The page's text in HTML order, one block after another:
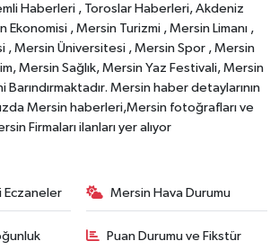
Haberleri , Toroslar Haberleri, Akdeniz
Ekonomisi , Mersin Turizmi , Mersin Limanı ,
, Mersin Üniversitesi , Mersin Spor , Mersin
Mersin Sağlık, Mersin Yaz Festivali, Mersin
Barındırmaktadır. Mersin haber detaylarının
Mersin haberleri,Mersin fotoğrafları ve
Firmaları ilanları yer alıyor
Mersin Hava Durumu
Puan Durumu ve Fikstür